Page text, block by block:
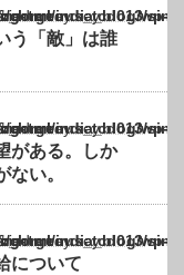
inindia_blog/wp-content/themes/
う「敵」は誰
inindia_blog/wp-content/themes/
がある。しか
ない。
inindia_blog/wp-content/themes/
について